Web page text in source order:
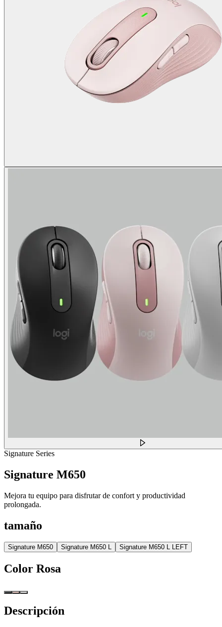
Signature Series
Signature M650
Mejora tu equipo para disfrutar de confort y productividad
prolongada.
tamaño
Signature M650 Signature M650 L Signature M650 L LEFT
Color Rosa
Descripción